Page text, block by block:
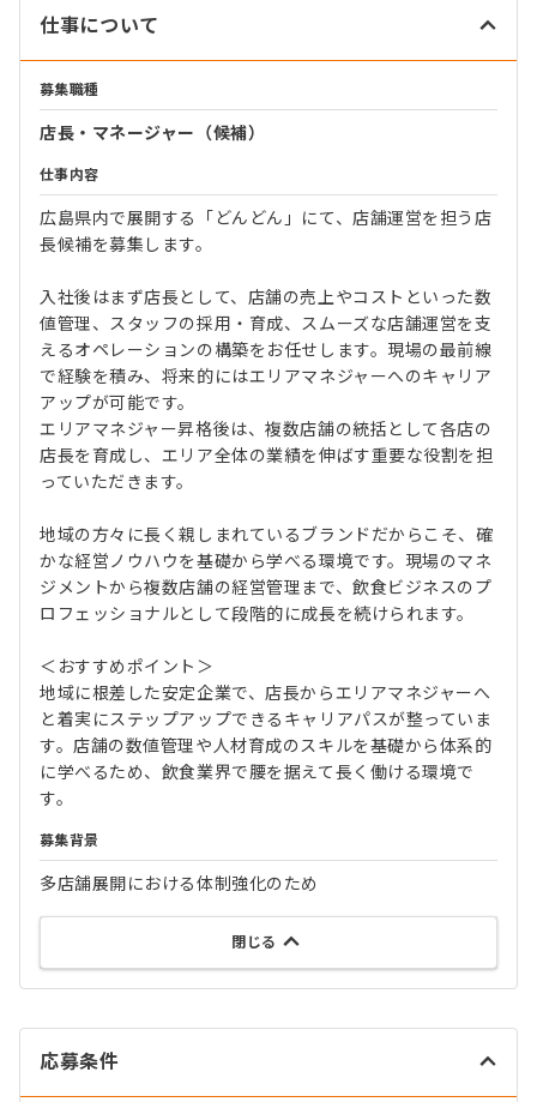
仕事について
募集職種
店長・マネージャー（候補）
仕事内容
広島県内で展開する「どんどん」にて、店舗運営を担う店
長候補を募集します。
入社後はまず店長として、店舗の売上やコストといった数
値管理、スタッフの採用・育成、スムーズな店舗運営を支
えるオペレーションの構築をお任せします。現場の最前線
で経験を積み、将来的にはエリアマネジャーへのキャリア
アップが可能です。
エリアマネジャー昇格後は、複数店舗の統括として各店の
店長を育成し、エリア全体の業績を伸ばす重要な役割を担
っていただきます。
地域の方々に長く親しまれているブランドだからこそ、確
かな経営ノウハウを基礎から学べる環境です。現場のマネ
ジメントから複数店舗の経営管理まで、飲食ビジネスのプ
ロフェッショナルとして段階的に成長を続けられます。
＜おすすめポイント＞
地域に根差した安定企業で、店長からエリアマネジャーへ
と着実にステップアップできるキャリアパスが整っていま
す。店舗の数値管理や人材育成のスキルを基礎から体系的
に学べるため、飲食業界で腰を据えて長く働ける環境で
す。
募集背景
多店舗展開における体制強化のため
閉じる
応募条件